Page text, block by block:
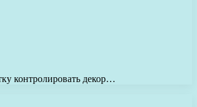
контролировать декор…